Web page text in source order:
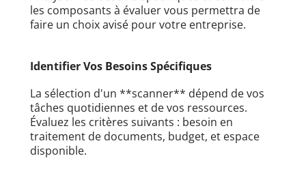
les composants à évaluer vous permettra de
faire un choix avisé pour votre entreprise.
Identifier Vos Besoins Spécifiques
La sélection d'un **scanner** dépend de vos
tâches quotidiennes et de vos ressources.
Évaluez les critères suivants : besoin en
traitement de documents, budget, et espace
disponible.